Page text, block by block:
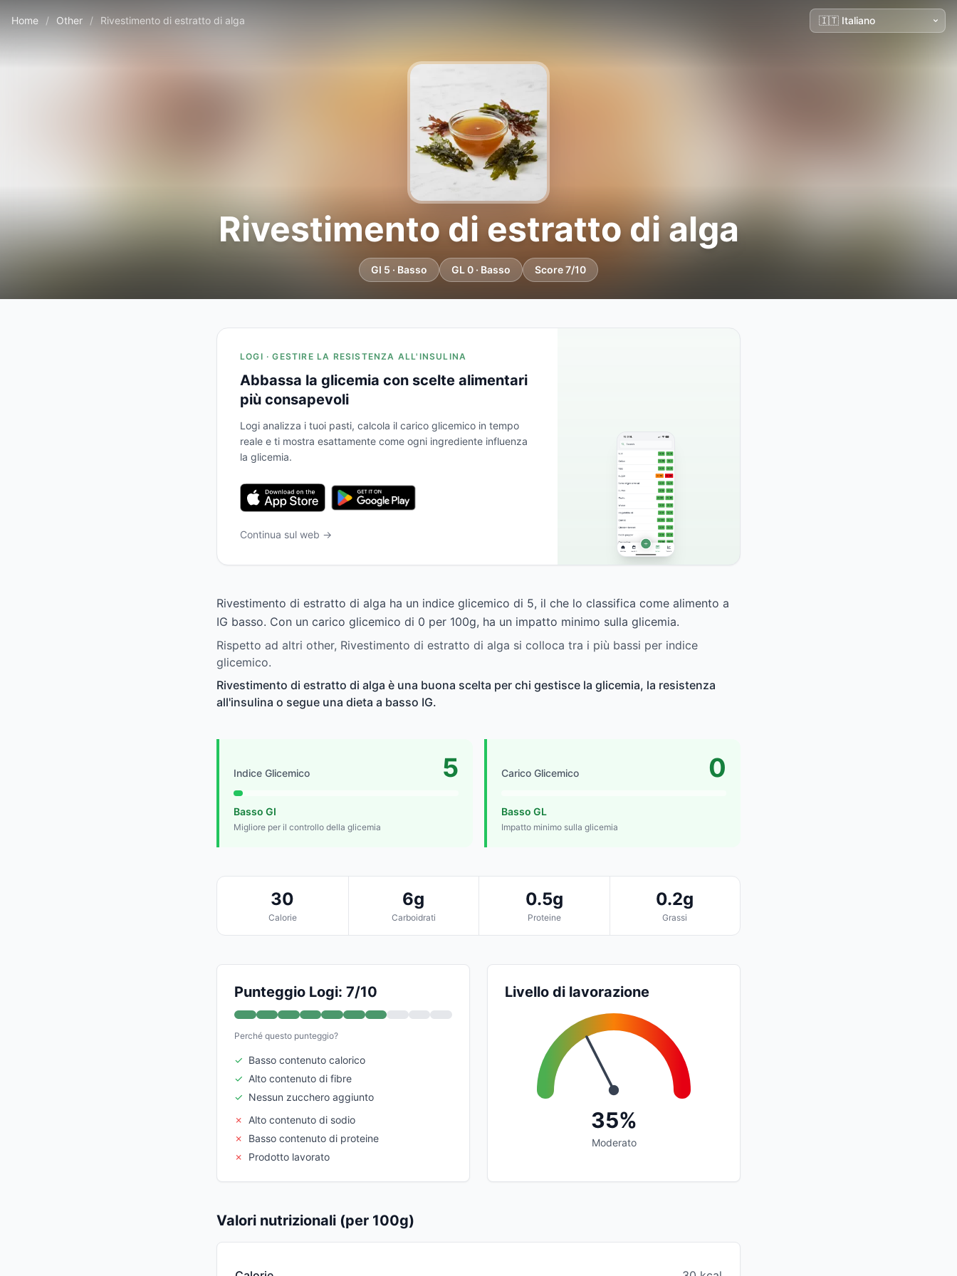
Home / Other / Rivestimento di estratto di alga
Rivestimento di estratto di alga
GI 5 · Basso GL 0 · Basso Score 7/10
LOGI · GESTIRE LA RESISTENZA ALL'INSULINA
Abbassa la glicemia con scelte alimentari
più consapevoli
Logi analizza i tuoi pasti, calcola il carico glicemico in tempo
reale e ti mostra esattamente come ogni ingrediente influenza
la glicemia.
Continua sul web →
Rivestimento di estratto di alga ha un indice glicemico di 5, il che lo classifica come alimento a
IG basso. Con un carico glicemico di 0 per 100g, ha un impatto minimo sulla glicemia.
Rispetto ad altri other, Rivestimento di estratto di alga si colloca tra i più bassi per indice
glicemico.
Rivestimento di estratto di alga è una buona scelta per chi gestisce la glicemia, la resistenza
all'insulina o segue una dieta a basso IG.
Indice Glicemico 5
Basso GI
Migliore per il controllo della glicemia
Carico Glicemico 0
Basso GL
Impatto minimo sulla glicemia
30
Calorie
6g
Carboidrati
0.5g
Proteine
0.2g
Grassi
Punteggio Logi: 7/10
Perché questo punteggio?
✓ Basso contenuto calorico
✓ Alto contenuto di fibre
✓ Nessun zucchero aggiunto
✗
Alto contenuto di sodio
✗
Basso contenuto di proteine
✗
Prodotto lavorato
Livello di lavorazione
35%
Moderato
Valori nutrizionali (per 100g)